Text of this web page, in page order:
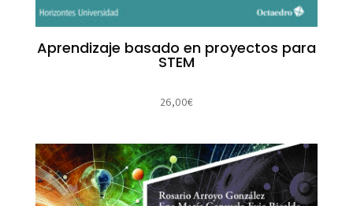
Aprendizaje basado en proyectos para
STEM
26,00€